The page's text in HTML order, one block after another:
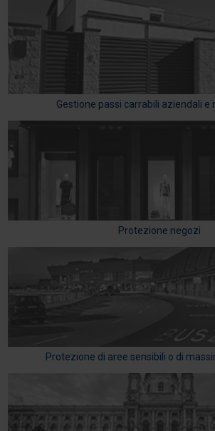
Gestione passi carrabili aziendali e
Protezione negozi
Protezione di aree sensibili o di